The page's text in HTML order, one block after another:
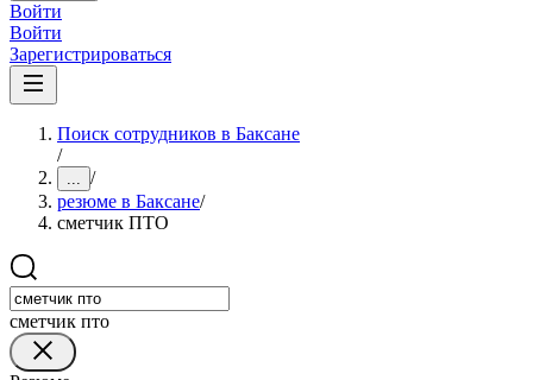
Войти
Войти
Зарегистрироваться
Поиск сотрудников в Баксане
/
... /
резюме в Баксане/
сметчик ПТО
сметчик пто